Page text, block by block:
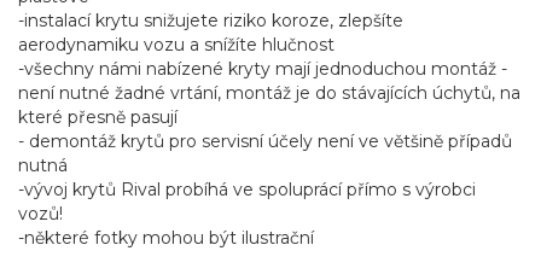
-instalací krytu snižujete riziko koroze, zlepšíte
aerodynamiku vozu a snížíte hlučnost
-všechny námi nabízené kryty mají jednoduchou montáž -
není nutné žadné vrtání, montáž je do stávajících úchytů, na
které přesně pasují
- demontáž krytů pro servisní účely není ve většině případů
nutná
-vývoj krytů Rival probíhá ve spoluprácí přímo s výrobci
vozů!
-některé fotky mohou být ilustrační